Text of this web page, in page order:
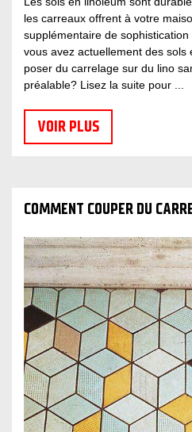
les carreaux offrent à votre
supplémentaire de
vous avez actuellement des sols
poser du carrelage sur du lino
préalable? Lisez la suite pour ...
VOIR PLUS
COMMENT COUPER DU